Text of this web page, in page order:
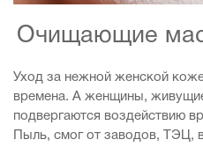
Очищающие
Уход за нежной женской
времена. А женщины,
подвергаются воздействию
Пыль, смог от заводов, ТЭЦ,